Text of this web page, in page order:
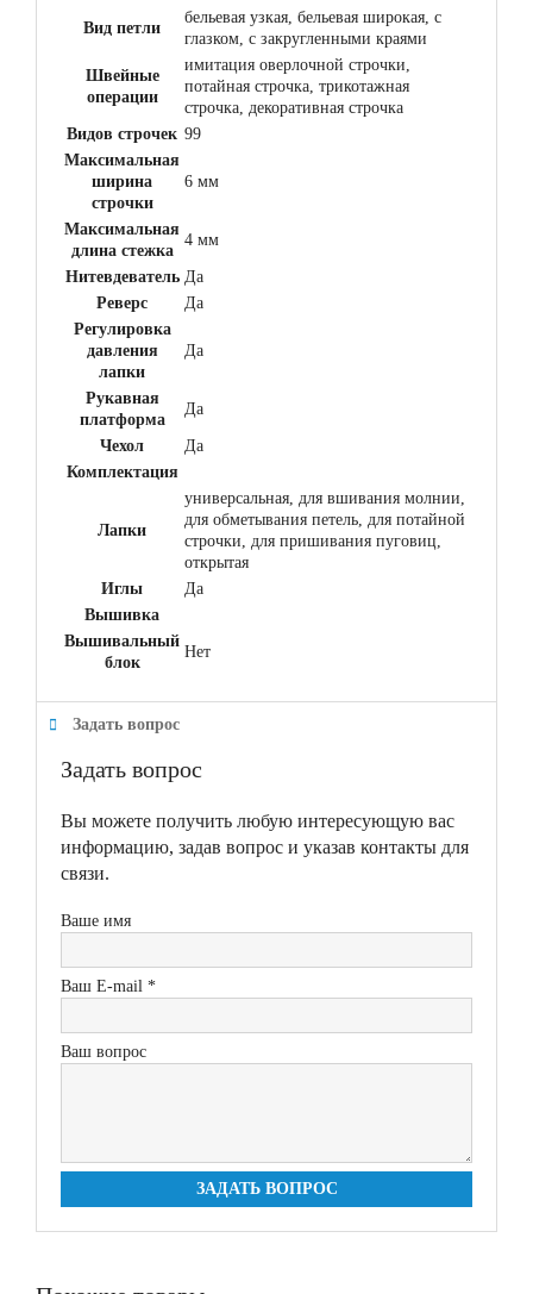
Вид петли
бельевая узкая, бельевая широкая, с
глазком, с закругленными краями
Швейные
операции
имитация оверлочной строчки,
потайная строчка, трикотажная
строчка, декоративная строчка
Видов строчек 99
Максимальная
ширина
строчки
6 мм
Максимальная
длина стежка
4 мм
Нитевдеватель Да
Реверс
Да
Регулировка
давления
лапки
Да
Рукавная
платформа
Да
Чехол
Да
Комплектация
Лапки
универсальная, для вшивания молнии,
для обметывания петель, для потайной
строчки, для пришивания пуговиц,
открытая
Иглы
Да
Вышивка
Вышивальный
блок
Нет
Задать вопрос
Задать вопрос
Вы можете получить любую интересующую вас
информацию, задав вопрос и указав контакты для
связи.
Ваше имя
Ваш E-mail *
Ваш вопрос
ЗАДАТЬ ВОПРОС